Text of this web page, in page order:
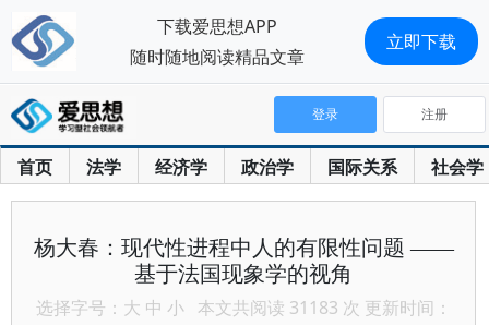
首页 法学 经济学 政治学 国际关系 社会学
登录 注册
杨大春：现代性进程中人的有限性问题 ——
基于法国现象学的视角
选择字号： 大 中 小 本文共阅读 31183 次 更新时间：
下载爱思想APP
随时随地阅读精品文章
立即下载